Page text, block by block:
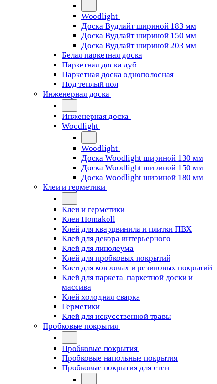
Woodlight
Доска Вудлайт шириной 183 мм
Доска Вудлайт шириной 150 мм
Доска Вудлайт шириной 203 мм
Белая паркетная доска
Паркетная доска дуб
Паркетная доска однополосная
Под теплый пол
Инженерная доска
Инженерная доска
Woodlight
Woodlight
Доска Woodlight шириной 130 мм
Доска Woodlight шириной 150 мм
Доска Woodlight шириной 180 мм
Клеи и герметики
Клеи и герметики
Клей Homakoll
Клей для кварцвинила и плитки ПВХ
Клей для декора интерьерного
Клей для линолеума
Клей для пробковых покрытий
Клеи для ковровых и резиновых покрытий
Клей для паркета, паркетной доски и
массива
Клей холодная сварка
Герметики
Клей для искусственной травы
Пробковые покрытия
Пробковые покрытия
Пробковые напольные покрытия
Пробковые покрытия для стен